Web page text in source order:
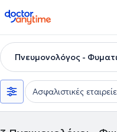
doctoranytime
Ασφαλιστικές